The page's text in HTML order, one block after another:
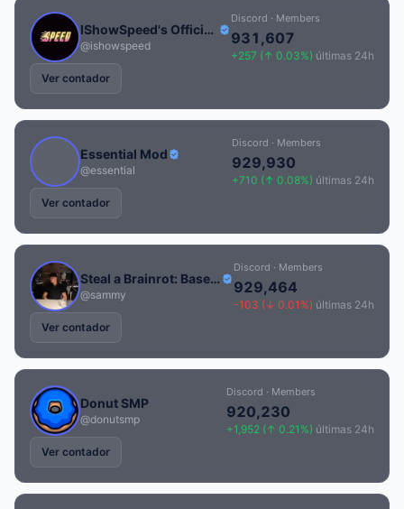
IShowSpeed's Official Discord
@ishowspeed
Discord · Members
931,607
+257 (↑ 0.03%) últimas 24h
Ver contador
Essential Mod
@essential
Discord · Members
929,930
+710 (↑ 0.08%) últimas 24h
Ver contador
Steal a Brainrot: Base Finder & Admin Abuse
@sammy
Discord · Members
929,464
-103 (↓ 0.01%) últimas 24h
Ver contador
Donut SMP
@donutsmp
Discord · Members
920,230
+1,952 (↑ 0.21%) últimas 24h
Ver contador